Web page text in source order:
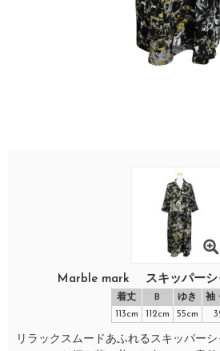
Marble mark スキッパーシ
着丈 B ゆき
袖
113cm
112cm 55cm
リラックスムードあふれるスキッパー